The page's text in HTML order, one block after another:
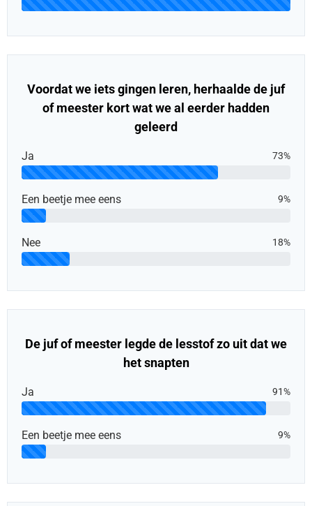
Voordat we iets gingen leren, herhaalde de juf
of meester kort wat we al eerder hadden
geleerd
73%
Ja
9%
Een beetje mee eens
18%
Nee
De juf of meester legde de lesstof zo uit dat we
het snapten
91%
Ja
9%
Een beetje mee eens